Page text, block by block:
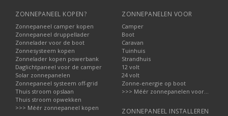
ZONNEPANEEL KOPEN?
Zonnepaneel camper kopen
Zonnepaneel druppellader
Zonnelader voor de boot
Zonnesysteem kopen
Zonnelader kopen powerbank
Daglichtpaneel voor de camper
Solar zonnepanelen
Zonnepaneel systeem off-grid
Thuis stroom opslaan
Thuis stroom opwekken
>>> Méér zonnepaneel kopen
ZONNEPANELEN VOOR
Camper
Boot
Caravan
Tuinhuis
Strandhuis
12 volt
24 volt
Zonne-energie op boot
>>> Méér zonnepanelen voor...
ZONNEPANEEL INSTALLEREN